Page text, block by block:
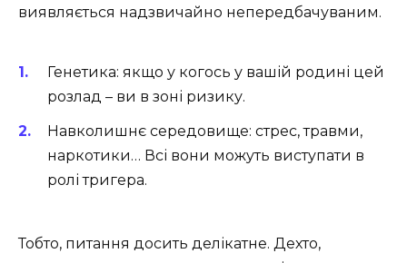
виявляється надзвичайно непередбачуваним.
Генетика: якщо у когось у вашій родині цей
розлад – ви в зоні ризику.
Навколишнє середовище: стрес, травми,
наркотики… Всі вони можуть виступати в
ролі тригера.
Тобто, питання досить делікатне. Дехто,